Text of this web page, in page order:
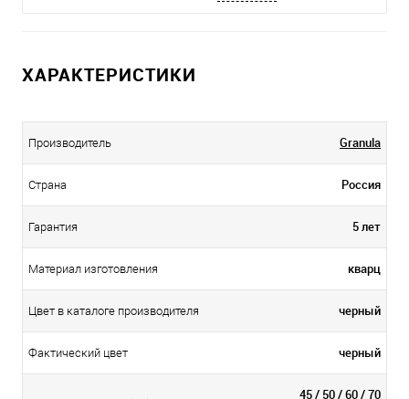
ХАРАКТЕРИСТИКИ
Производитель Granula
Страна Россия
Гарантия 5 лет
Материал изготовления кварц
Цвет в каталоге производителя черный
Фактический цвет черный
45 / 50 / 60 / 70